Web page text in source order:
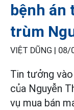
bệnh án
trùm
VIỆT DŨNG | 08/
Tin tưởng
của Nguyễn
vụ mua bán